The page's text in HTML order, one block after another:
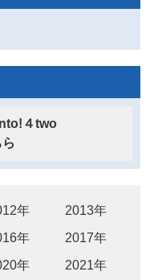
４two
年
2013年
年
2017年
年
2021年